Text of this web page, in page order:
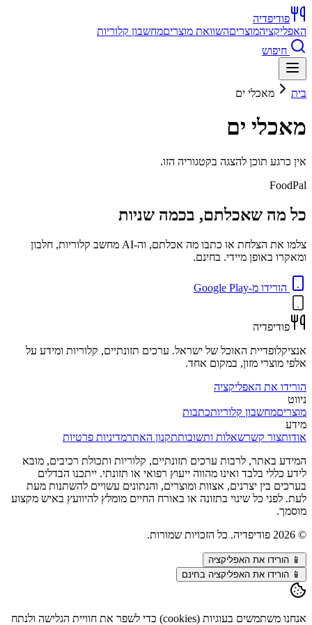
פודיפדיה
האפליקציהמוצריםהשוואת מוצריםמחשבון קלוריות
חיפוש
בית מאכלי ים
מאכלי ים
אין כרגע תוכן להצגה בקטגוריה הזו.
FoodPal
כל מה שאכלתם, בכמה שניות
צלמו את הצלחת או כתבו מה אכלתם, וה-AI מחשב קלוריות, חלבון
ומאקרו באופן מיידי. בחינם.
הורידו מ-Google Play
פודיפדיה
אנציקלופדיית האוכל של ישראל. ערכים תזונתיים, קלוריות ומידע על
אלפי מוצרי מזון, במקום אחד.
הורידו את האפליקציה
ניווט
מוצריםמחשבון קלוריותכתבות
מידע
אודותצור קשרשאלות ותשובותתקנון האתרמדיניות פרטיות
המידע באתר, לרבות ערכים תזונתיים, קלוריות ותכולת רכיבים, מובא
לידע כללי בלבד ואינו מהווה ייעוץ רפואי או תזונתי. ייתכנו הבדלים
בערכים בין יצרנים, אצוות ומוצרים, והנתונים עשויים להשתנות מעת
לעת. לפני כל שינוי בתזונה או באורח החיים מומלץ להיוועץ באיש מקצוע
מוסמך.
©
2026 פודיפדיה. כל הזכויות שמורות.
📱 הורידו את האפליקציה
📱 הורידו את האפליקציה בחינם
אנחנו משתמשים בעוגיות (cookies) כדי לשפר את חוויית הגלישה ולנתח